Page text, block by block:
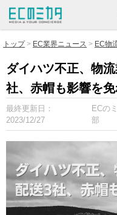
トップ EC業界ニュース EC物
ダイハツ不正、物
社、赤帽も影響を免
最終更新日：
2023/12/27
ECの
部